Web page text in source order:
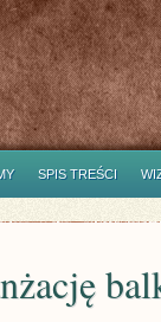
SPIS TREŚCI